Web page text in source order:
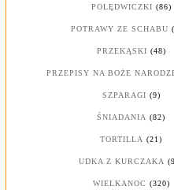
POLĘDWICZKI (86)
POTRAWY ZE SCHABU
PRZEKĄSKI (48)
PRZEPISY NA BOŻE
SZPARAGI (9)
ŚNIADANIA (82)
TORTILLA (21)
UDKA Z KURCZAKA
WIELKANOC (320)